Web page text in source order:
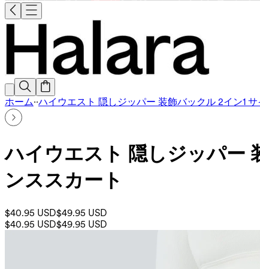
ホーム··ハイウエスト 隠しジッパー 装飾バックル 2イン1
ハイウエスト 隠しジッパー
ンススカート
$40.95 USD$49.95 USD
$40.95 USD$49.95 USD